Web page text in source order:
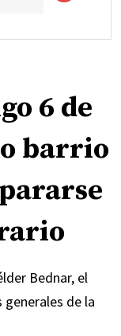
6 de
barrio
Bednar, el
de la